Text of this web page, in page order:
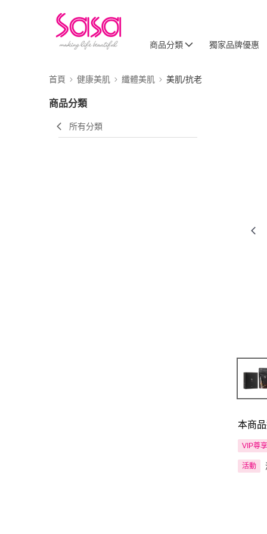
商品分類 獨家品牌優惠
首頁 健康美肌 纖體美肌 美肌/抗老
商品分類
所有分類
本商
VIP尊享
活動